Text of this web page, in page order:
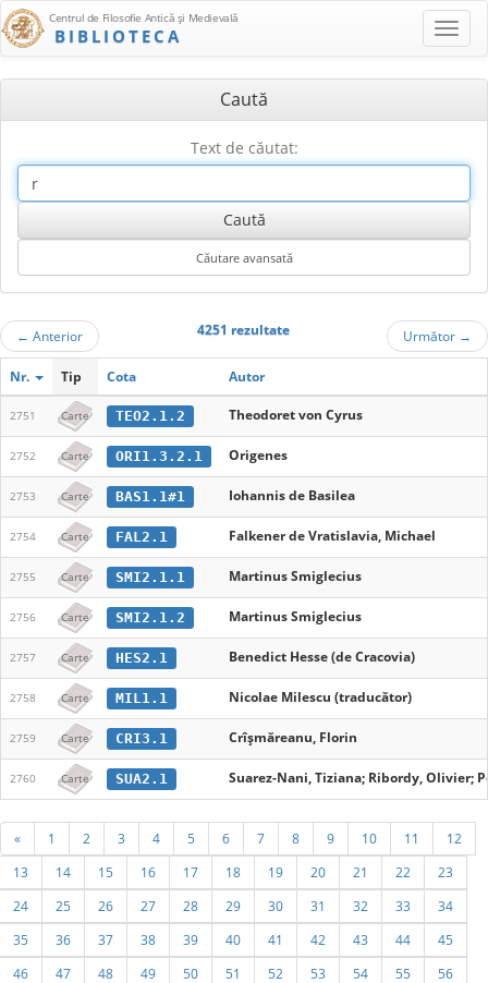
Centrul de Filosofie Antică şi Medievală
BIBLIOTECA
Caută
Text de căutat:
← Anterior 4251 rezultate Următor →
Nr. Tip Cota Autor
2751 Carte TEO2.1.2 Theodoret von Cyrus
2752 Carte ORI1.3.2.1 Origenes
2753 Carte BAS1.1#1 Iohannis de Basilea
2754 Carte FAL2.1 Falkener de Vratislavia, Michael
2755 Carte SMI2.1.1 Martinus Smiglecius
2756 Carte SMI2.1.2 Martinus Smiglecius
2757 Carte HES2.1 Benedict Hesse (de Cracovia)
2758 Carte MIL1.1 Nicolae Milescu (traducător)
2759 Carte CRI3.1 Crîşmăreanu, Florin
2760 Carte SUA2.1 Suarez-Nani, Tiziana; Ribordy, Olivier;
« 1 2 3 4 5 6 7 8 9 10 11
12
13
14 15 16 17 18 19 20 21 22
23
24
25 26 27 28 29 30 31 32 33
34
35
36 37 38 39 40 41 42 43 44
45
46
47 48 49 50 51 52 53 54 55
56